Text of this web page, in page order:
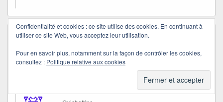
gazoudans27/05/2013 à 18:47 a dit :
Superbe ce trompe l’oeil, ce sont de vrais
artistes
et ils t’ont inspiré une belle histoire
Confidentialité et cookies : ce site utilise des cookies. En continuant à
utiliser ce site Web, vous acceptez leur utilisation.
Pour en savoir plus, notamment sur la façon de contrôler les cookies,
consultez : Politique relative aux cookies